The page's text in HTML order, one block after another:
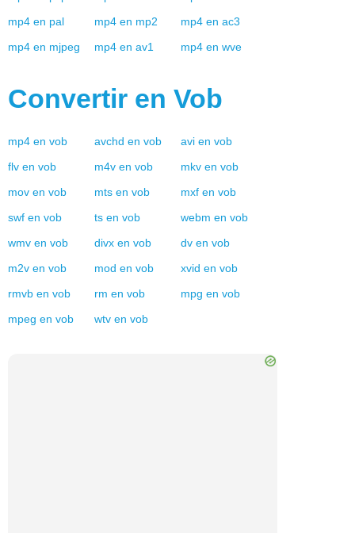
mp4 en pal mp4 en mp2 mp4 en ac3
mp4 en mjpeg mp4 en av1 mp4 en wve
Convertir en Vob
mp4 en vob avchd en vob avi en vob
flv en vob m4v en vob mkv en vob
mov en vob mts en vob mxf en vob
swf en vob ts en vob webm en vob
wmv en vob divx en vob dv en vob
m2v en vob mod en vob xvid en vob
rmvb en vob rm en vob mpg en vob
mpeg en vob wtv en vob